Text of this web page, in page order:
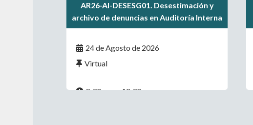
AR26-AI-DESESG01. Desestimación y
archivo de denuncias en Auditoría Interna
Virtual
.
8:30 a.m. - 12:30 p.m.
24 de Agosto de 2026